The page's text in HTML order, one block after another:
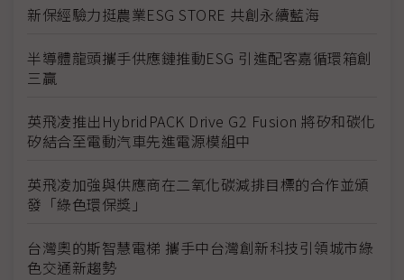
新保經驗力挺農業ESG STORE 共創永續藍海
半導體龍頭攜手供應鏈推動ESG 引進配客嘉循環箱創
三贏
英飛凌推出HybridPACK Drive G2 Fusion 將矽和碳化
矽結合至電動汽車先進電源模組中
英飛凌加強與供應商在二氧化碳減排目標的合作並頒
發「綠色環保獎」
台灣奧的斯智慧電梯 攜手中台灣創新科技引領城市綠
色交通新趨勢